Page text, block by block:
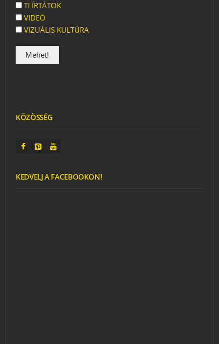
TI ÍRTÁTOK
VIDEÓ
VIZUÁLIS KULTÚRA
KÖZÖSSÉG
KEDVELJ A FACEBOOKON!